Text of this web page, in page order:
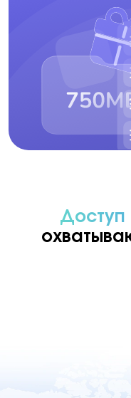
Доступ